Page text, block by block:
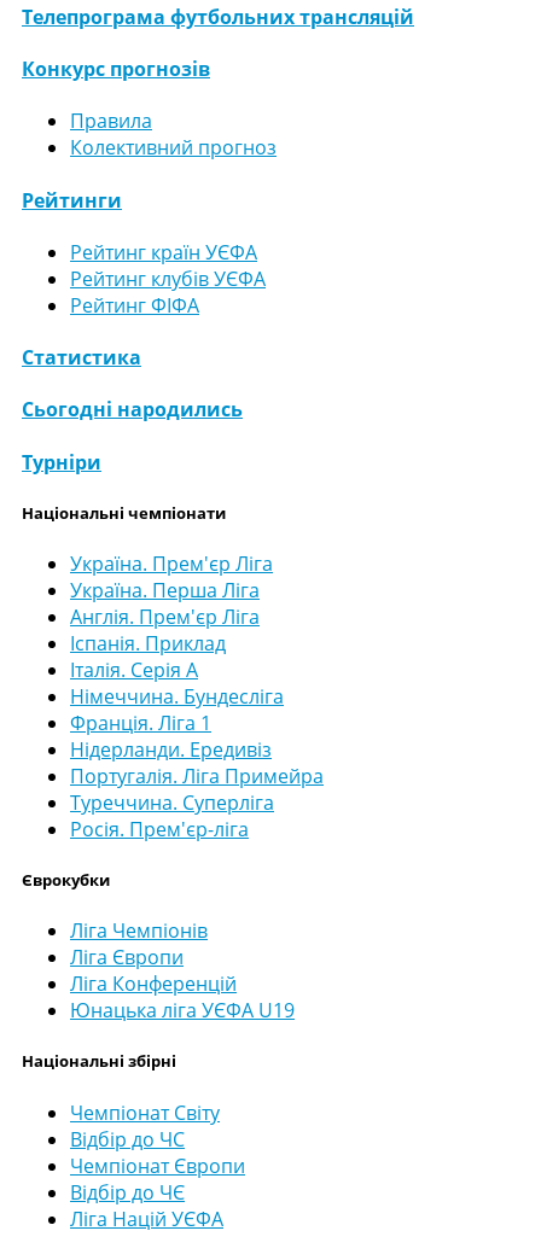
Телепрограма футбольних трансляцій
Конкурс прогнозів
Правила
Колективний прогноз
Рейтинги
Рейтинг країн УЄФА
Рейтинг клубів УЄФА
Рейтинг ФІФА
Статистика
Сьогодні народились
Турніри
Національні чемпіонати
Україна. Прем'єр Ліга
Україна. Перша Ліга
Англія. Прем'єр Ліга
Іспанія. Приклад
Італія. Серія А
Німеччина. Бундесліга
Франція. Ліга 1
Нідерланди. Ередивіз
Португалія. Ліга Примейра
Туреччина. Суперліга
Росія. Прем'єр-ліга
Єврокубки
Ліга Чемпіонів
Ліга Європи
Ліга Конференцій
Юнацька ліга УЄФА U19
Національні збірні
Чемпіонат Світу
Відбір до ЧС
Чемпіонат Європи
Відбір до ЧЄ
Ліга Націй УЄФА